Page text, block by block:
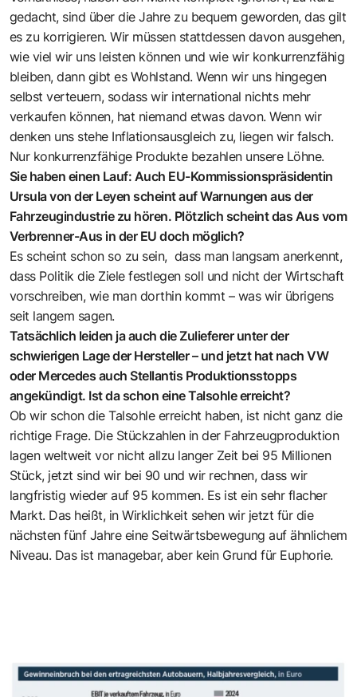
gedacht, sind über die Jahre zu bequem geworden, das gilt
es zu korrigieren. Wir müssen stattdessen davon ausgehen,
wie viel wir uns leisten können und wie wir konkurrenzfähig
bleiben, dann gibt es Wohlstand. Wenn wir uns hingegen
selbst verteuern, sodass wir international nichts mehr
verkaufen können, hat niemand etwas davon. Wenn wir
denken uns stehe Inflationsausgleich zu, liegen wir falsch.
Nur konkurrenzfähige Produkte bezahlen unsere Löhne.
Sie haben einen Lauf: Auch EU-Kommissionspräsidentin
Ursula von der Leyen scheint auf Warnungen aus der
Fahrzeugindustrie zu hören. Plötzlich scheint das Aus vom
Verbrenner-Aus in der EU doch möglich?
Es scheint schon so zu sein, dass man langsam anerkennt,
dass Politik die Ziele festlegen soll und nicht der Wirtschaft
vorschreiben, wie man dorthin kommt – was wir übrigens
seit langem sagen.
Tatsächlich leiden ja auch die Zulieferer unter der
schwierigen Lage der Hersteller – und jetzt hat nach VW
oder Mercedes auch Stellantis Produktionsstopps
angekündigt. Ist da schon eine Talsohle erreicht?
Ob wir schon die Talsohle erreicht haben, ist nicht ganz die
richtige Frage. Die Stückzahlen in der Fahrzeugproduktion
lagen weltweit vor nicht allzu langer Zeit bei 95 Millionen
Stück, jetzt sind wir bei 90 und wir rechnen, dass wir
langfristig wieder auf 95 kommen. Es ist ein sehr flacher
Markt. Das heißt, in Wirklichkeit sehen wir jetzt für die
nächsten fünf Jahre eine Seitwärtsbewegung auf ähnlichem
Niveau. Das ist managebar, aber kein Grund für Euphorie.